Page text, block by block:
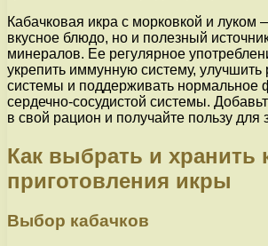
Кабачковая икра с морковкой и луком
вкусное блюдо, но и полезный
минералов. Ее регулярное
укрепить иммунную систему, улучшить
системы и поддерживать нормальное
сердечно-сосудистой системы.
в свой рацион и получайте пользу для
Как выбрать и хранить
приготовления икры
Выбор кабачков